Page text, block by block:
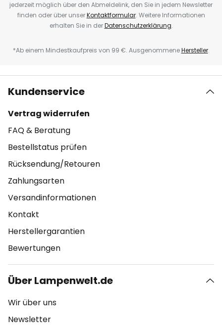
jederzeit möglich über den Abmeldelink, den Sie in jedem Newsletter
finden oder über unserKontaktformular. Weitere Informationen
erhalten Sie in derDatenschutzerklärung.
*Ab einem Mindestkaufpreis von 99 €. AusgenommeneHersteller.
Kundenservice
Vertrag widerrufen
FAQ & Beratung
Bestellstatus prüfen
Rücksendung/Retouren
Zahlungsarten
Versandinformationen
Kontakt
Herstellergarantien
Bewertungen
Über Lampenwelt.de
Wir über uns
Newsletter